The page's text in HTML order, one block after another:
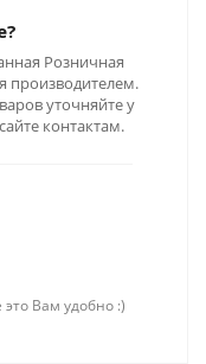
Розничная
производителем.
уточняйте у
контактам.
Вам удобно :)